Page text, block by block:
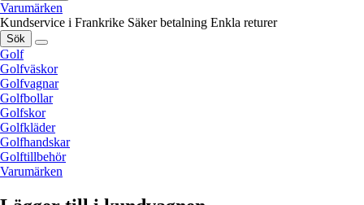
Varumärken
Kundservice i Frankrike Säker betalning Enkla returer
Sök
Golf
Golfväskor
Golfvagnar
Golfbollar
Golfskor
Golfkläder
Golfhandskar
Golftillbehör
Varumärken